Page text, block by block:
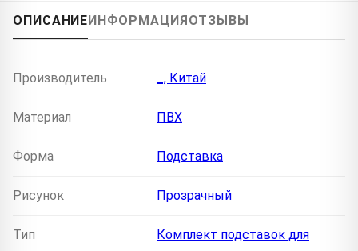
ОПИСАНИЕИНФОРМАЦИЯОТЗЫВЫ
Производитель _, Китай
Материал ПВХ
Форма Подставка
Рисунок Прозрачный
Тип
Комплект подставок для